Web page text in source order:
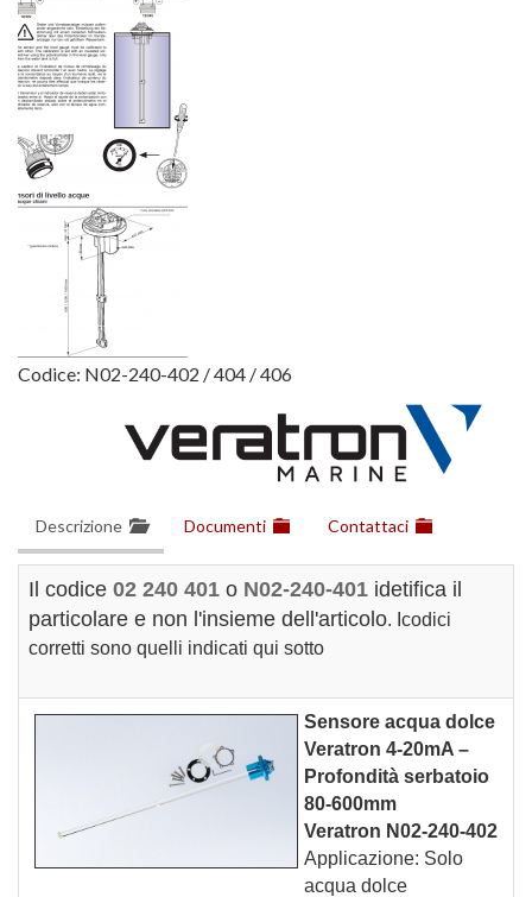
Codice: N02-240-402 / 404 / 406
Descrizione Documenti Contattaci
Il codice 02 240 401 o N02-240-401 idetifica il
particolare e non l'insieme dell'articolo. Icodici
corretti sono quelli indicati qui sotto
Sensore acqua dolce
Veratron 4-20mA –
Profondità serbatoio
80-600mm
Veratron N02-240-402
Applicazione: Solo
acqua dolce